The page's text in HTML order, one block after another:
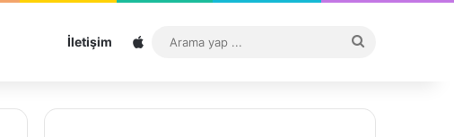
İletişim Sitemap
...